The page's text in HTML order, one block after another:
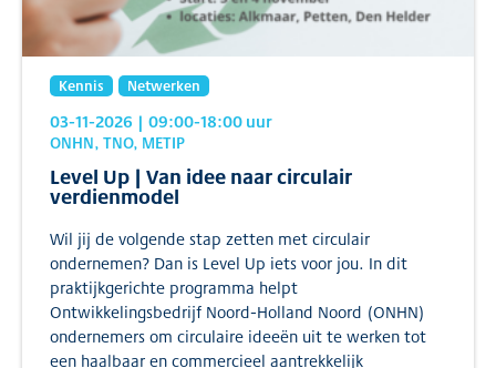
Kennis Netwerken
03-11-2026 | 09:00-18:00uur
ONHN, TNO, METIP
Level Up | Van idee naar circulair
verdienmodel
Wil jij de volgende stap zetten met circulair
ondernemen? Dan is Level Up iets voor jou. In dit
praktijkgerichte programma helpt
Ontwikkelingsbedrijf Noord-Holland Noord (ONHN)
ondernemers om circulaire ideeën uit te werken tot
een haalbaar en commercieel aantrekkelijk